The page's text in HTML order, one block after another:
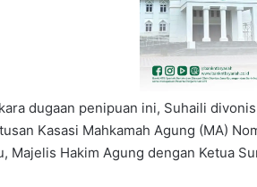
dugaan penipuan ini, Suhaili
Kasasi Mahkamah Agung (MA)
Majelis Hakim Agung dengan Ketua